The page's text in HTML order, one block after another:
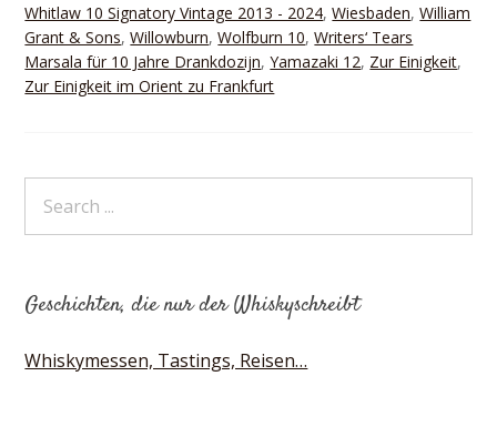
Whitlaw 10 Signatory Vintage 2013 - 2024,Wiesbaden,William
Grant & Sons,Willowburn,Wolfburn 10,Writers‘ Tears
Marsala für 10 Jahre Drankdozijn,Yamazaki 12, Zur Einigkeit,
Zur Einigkeit im Orient zu Frankfurt
Geschichten, die nur der Whiskyschreibt
Whiskymessen, Tastings, Reisen…